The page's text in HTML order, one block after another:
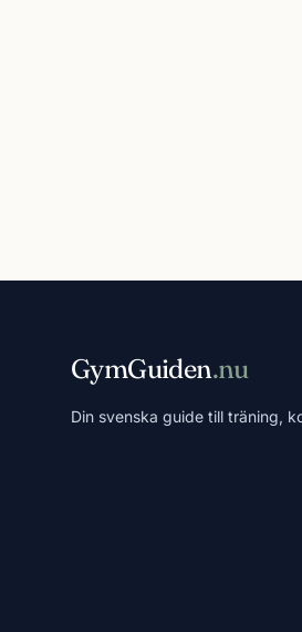
GymGuiden.nu
Din svenska guide till träning,